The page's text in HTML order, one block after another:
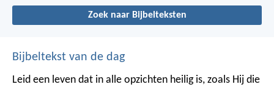
Zoek naar Bijbelteksten
Bijbeltekst van de dag
Leid een leven dat in alle opzichten heilig is, zoals Hij die